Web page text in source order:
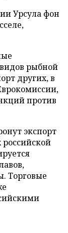
Урсула фон
рыбной
других, в
против
экспорт
Торговые